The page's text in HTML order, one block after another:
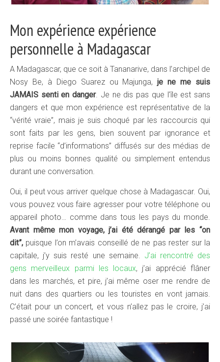
Mon expérience expérience
personnelle à Madagascar
A Madagascar, que ce soit à Tananarive, dans l’archipel de
Nosy Be, à Diego Suarez ou Majunga,je ne me suis
JAMAIS senti en danger. Je ne dis pas que l’île est sans
dangers et que mon expérience est représentative de la
“vérité vraie”, mais je suis choqué par les raccourcis qui
sont faits par les gens, bien souvent par ignorance et
reprise facile “d’informations” diffusés sur des médias de
plus ou moins bonnes qualité ou simplement entendus
durant une conversation.
Oui, il peut vous arriver quelque chose à Madagascar. Oui,
vous pouvez vous faire agresser pour votre téléphone ou
appareil photo… comme dans tous les pays du monde.
Avant même mon voyage, j’ai été dérangé par les “on
dit”, puisque l’on m’avais conseillé de ne pas rester sur la
capitale, j’y suis resté une semaine. J’ai rencontré des
gens merveilleux parmi les locaux, j’ai apprécié flâner
dans les marchés, et pire, j’ai même oser me rendre de
nuit dans des quartiers ou les touristes en vont jamais.
C’était pour un concert, et vous n’allez pas le croire, j’ai
passé une soirée fantastique !